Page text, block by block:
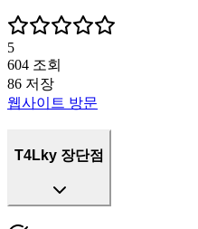
5
604 조회
86 저장
웹사이트 방문
T4Lky 장단점